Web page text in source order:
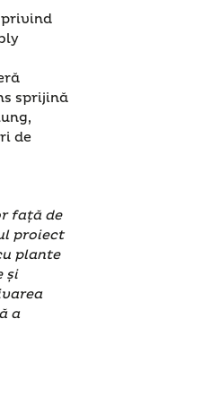
privind
sprijină
de
față de
proiect
plante
și
a